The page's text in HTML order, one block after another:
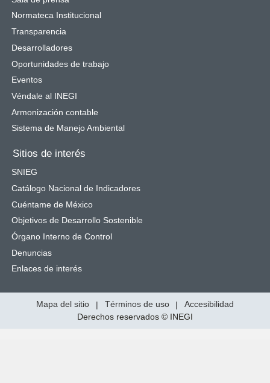
Normateca Institucional
Transparencia
Desarrolladores
Oportunidades de trabajo
Eventos
Véndale al INEGI
Armonización contable
Sistema de Manejo Ambiental
Sitios de interés
SNIEG
Catálogo Nacional de Indicadores
Cuéntame de México
Objetivos de Desarrollo Sostenible
Órgano Interno de Control
Denuncias
Enlaces de interés
Mapa del sitio | Términos de uso |
Accesibilidad
Derechos reservados © INEGI